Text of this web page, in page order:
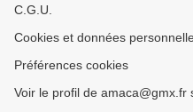
C.G.U.
Cookies et données
Préférences cookies
Voir le profil de amaca@gmx.fr